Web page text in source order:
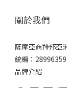
關於我們
薩摩亞商羚邦亞
統編：28996359
品牌介紹